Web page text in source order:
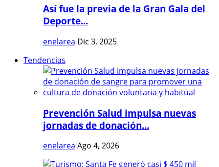
Así fue la previa de la Gran Gala del
Deporte...
enelarea Dic 3, 2025
Tendencias
Prevención Salud impulsa nuevas
jornadas de donación...
enelarea Ago 4, 2026